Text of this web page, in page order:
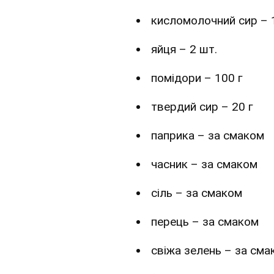
кисломолочний сир –
яйця – 2 шт.
помідори – 100 г
твердий сир – 20 г
паприка – за смаком
часник – за смаком
сіль – за смаком
перець – за смаком
свіжа зелень – за